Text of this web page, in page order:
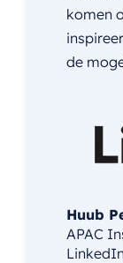
komen
de
Huub
APAC
LinkedIn